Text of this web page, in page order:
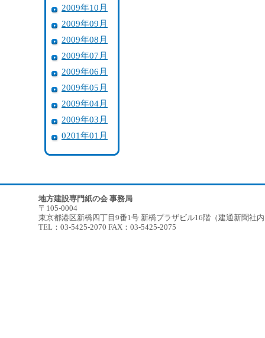
2009年10月
2009年09月
2009年08月
2009年07月
2009年06月
2009年05月
2009年04月
2009年03月
0201年01月
地方建設専門紙の会 事務局
〒105-0004
東京都港区新橋四丁目9番1号 新橋プラザビル16階（建通新聞社
TEL：03-5425-2070 FAX：03-5425-2075